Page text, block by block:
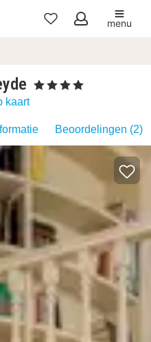
Mijn
menu
, 4 Sterren
kaart
Beoordelingen (2)